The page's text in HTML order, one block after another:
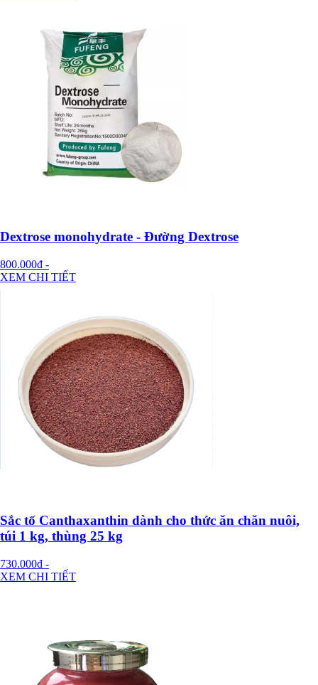
Dextrose monohydrate - Đường Dextrose
800.000đ -
XEM CHI TIẾT
Sắc tố Canthaxanthin dành cho thức ăn chăn nuôi,
túi 1 kg, thùng 25 kg
730.000đ -
XEM CHI TIẾT